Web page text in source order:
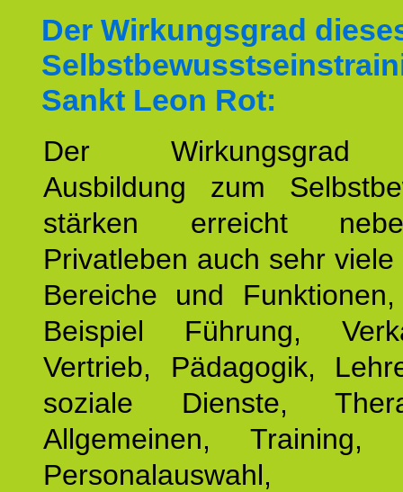
Der Wirkungsgrad
Sankt Leon Rot:
Der Wirkungsgrad
Ausbildung zum
stärken erreicht
Privatleben auch sehr
Bereiche und
Beispiel Führung,
Vertrieb, Pädagogik,
soziale Dienste,
Allgemeinen, Training,
Personalauswahl,